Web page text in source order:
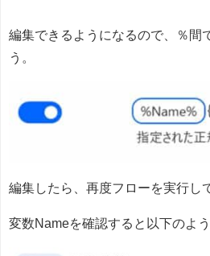
編集できるようになるので、％間
う。
編集したら、再度フローを実行し
変数Nameを確認すると以下のよ